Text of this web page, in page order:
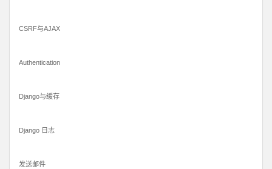
CSRF与AJAX
Authentication
Django与缓存
Django 日志
发送邮件